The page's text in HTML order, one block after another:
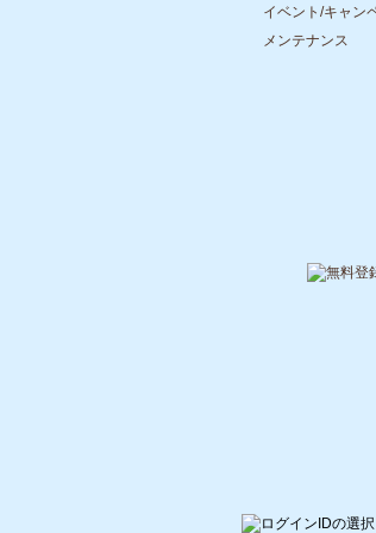
イベント/キャン
メンテナンス